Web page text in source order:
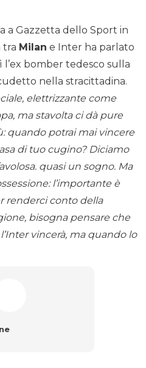
a Gazzetta dello Sport in
tra Milan e Inter ha parlato
l’ex bomber tedesco sulla
nella stracittadina.
elettrizzante come
ma stavolta ci dà pure
quando potrai mai vincere
di tuo cugino? Diciamo
quasi un sogno. Ma
l’importante è
renderci conto della
bisogna pensare che
vincerà, ma quando lo